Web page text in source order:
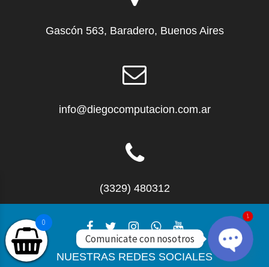
Gascón 563, Baradero, Buenos Aires
info@diegocomputacion.com.ar
(3329) 480312
NUESTRAS REDES SOCIALES
0
Comunicate con nosotros
1